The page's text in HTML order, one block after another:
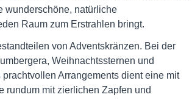
wunderschöne, natürliche
Raum zum Erstrahlen bringt.
von Adventskränzen. Bei der
Weihnachtssternen und
Arrangements dient eine mit
rundum mit zierlichen Zapfen und